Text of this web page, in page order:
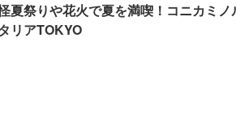
夏祭りや花火で夏を満喫！コニカミノ
リアTOKYO